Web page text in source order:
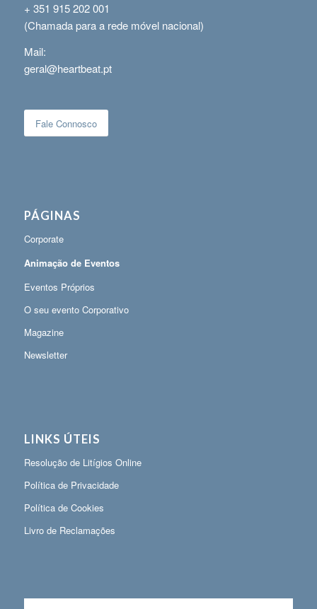
+ 351 915 202 001
(Chamada para a rede móvel nacional)
Mail:
geral@heartbeat.pt
Fale Connosco
PÁGINAS
Corporate
Animação de Eventos
Eventos Próprios
O seu evento Corporativo
Magazine
Newsletter
LINKS ÚTEIS
Resolução de Litígios Online
Política de Privacidade
Política de Cookies
Livro de Reclamações